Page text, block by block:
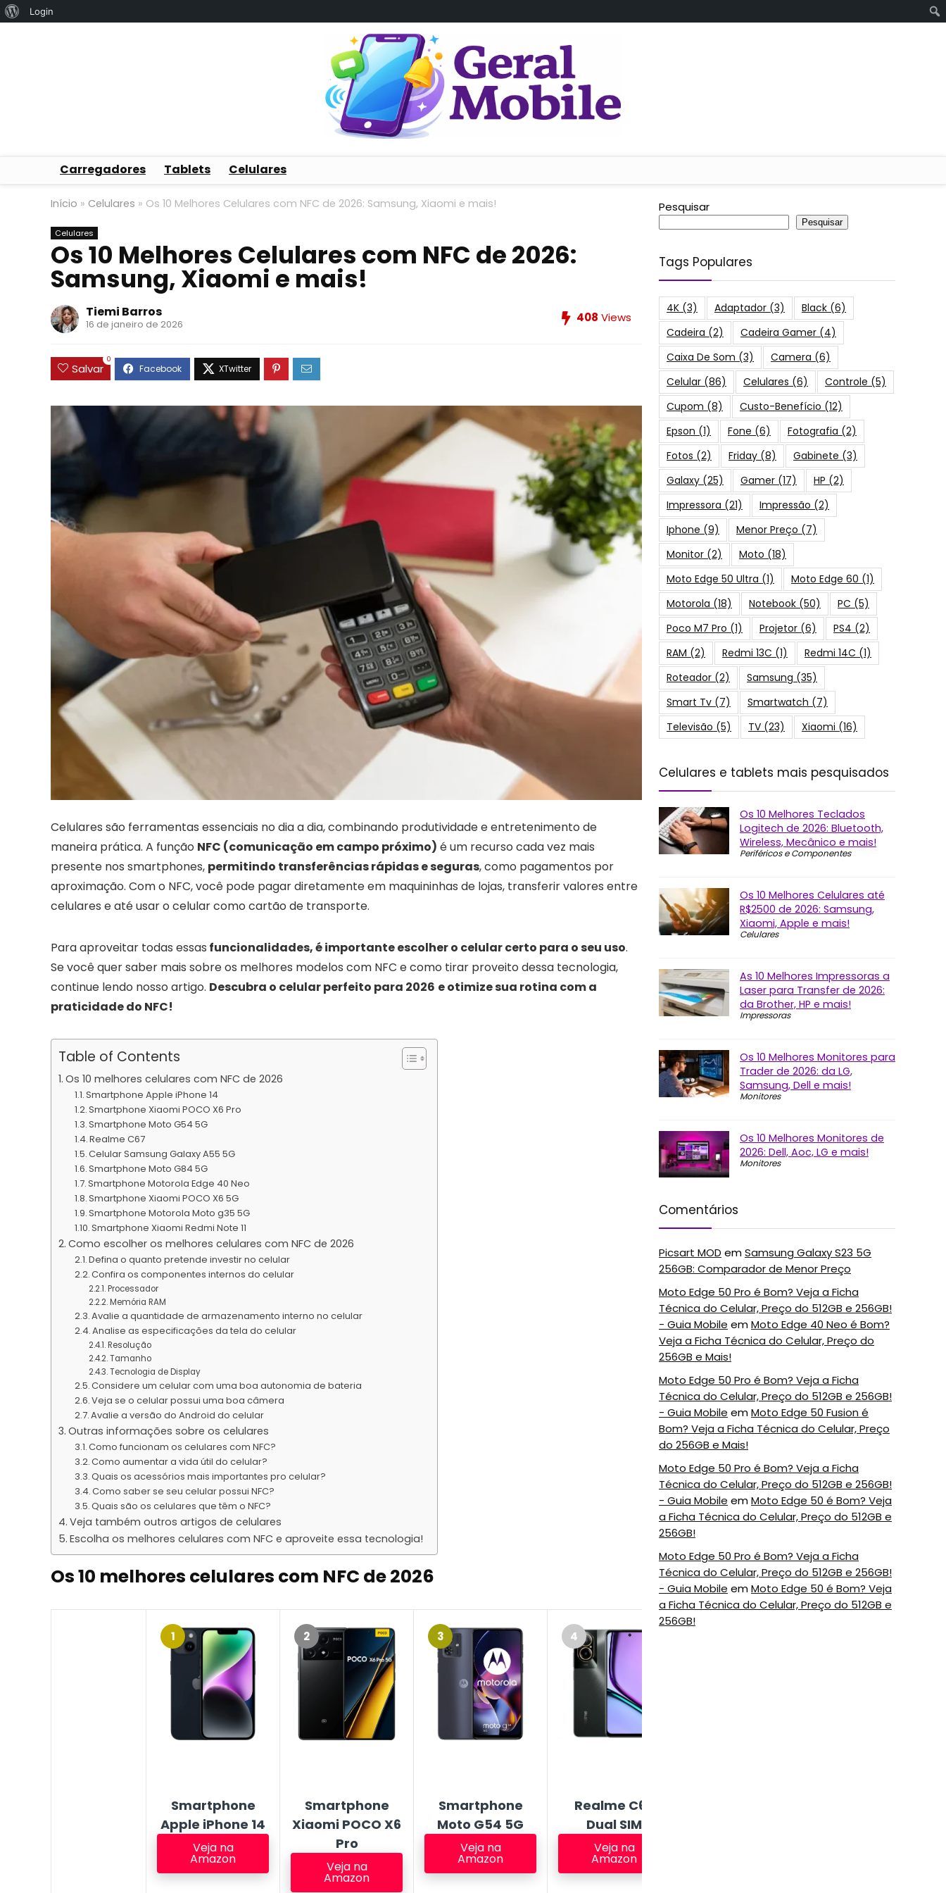
Sobre
Login
Carregadores Tablets Celulares
Início » Celulares » Os 10 Melhores Celulares com NFC de 2026: Samsung, Xiaomi e mais!
Celulares
Os 10 Melhores Celulares com NFC de 2026:
Samsung, Xiaomi e mais!
Tiemi Barros
16 de janeiro de 2026 408 Views
Salvar
0
Celulares são ferramentas essenciais no dia a dia, combinando produtividade e entretenimento de
maneira prática. A função NFC (comunicação em campo próximo) é um recurso cada vez mais
presente nos smartphones, permitindo transferências rápidas e seguras, como pagamentos por
aproximação. Com o NFC, você pode pagar diretamente em maquininhas de lojas, transferir valores entre
celulares e até usar o celular como cartão de transporte.
Para aproveitar todas essas funcionalidades, é importante escolher o celular certo para o seu uso.
Se você quer saber mais sobre os melhores modelos com NFC e como tirar proveito dessa tecnologia,
continue lendo nosso artigo. Descubra o celular perfeito para 2026 e otimize sua rotina com a
praticidade do NFC!
Table of Contents
Os 10 melhores celulares com NFC de 2026
Smartphone Apple iPhone 14
Smartphone Xiaomi POCO X6 Pro
Smartphone Moto G54 5G
Realme C67
Celular Samsung Galaxy A55 5G
Smartphone Moto G84 5G
Smartphone Motorola Edge 40 Neo
Smartphone Xiaomi POCO X6 5G
Smartphone Motorola Moto g35 5G
Smartphone Xiaomi Redmi Note 11
Como escolher os melhores celulares com NFC de 2026
Defina o quanto pretende investir no celular
Confira os componentes internos do celular
Processador
Memória RAM
Avalie a quantidade de armazenamento interno no celular
Analise as especificações da tela do celular
Resolução
Tamanho
Tecnologia de Display
Considere um celular com uma boa autonomia de bateria
Veja se o celular possui uma boa câmera
Avalie a versão do Android do celular
Outras informações sobre os celulares
Como funcionam os celulares com NFC?
Como aumentar a vida útil do celular?
Quais os acessórios mais importantes pro celular?
Como saber se seu celular possui NFC?
Quais são os celulares que têm o NFC?
Veja também outros artigos de celulares
Escolha os melhores celulares com NFC e aproveite essa tecnologia!
Os 10 melhores celulares com NFC de 2026
1
Smartphone
Apple iPhone 14
Veja na
Amazon
2
Smartphone
Xiaomi POCO X6
Pro
Veja na
Amazon
3
Smartphone
Moto G54 5G
Veja na
Amazon
4
Realme C67
Dual SIM
Veja na
Amazon
Pesquisar
Pesquisar
Tags Populares
4K (3) Adaptador (3) Black (6)
Cadeira (2) Cadeira Gamer (4)
Caixa De Som (3) Camera (6)
Celular (86) Celulares (6) Controle (5)
Cupom (8) Custo-Benefício (12)
Epson (1) Fone (6) Fotografia (2)
Fotos (2) Friday (8) Gabinete (3)
Galaxy (25) Gamer (17) HP (2)
Impressora (21) Impressão (2)
Iphone (9) Menor Preço (7)
Monitor (2) Moto (18)
Moto Edge 50 Ultra (1) Moto Edge 60 (1)
Motorola (18) Notebook (50) PC (5)
Poco M7 Pro (1) Projetor (6) PS4 (2)
RAM (2) Redmi 13C (1) Redmi 14C (1)
Roteador (2) Samsung (35)
Smart Tv (7) Smartwatch (7)
Televisão (5) TV (23) Xiaomi (16)
Celulares e tablets mais pesquisados
Os 10 Melhores Teclados
Logitech de 2026: Bluetooth,
Wireless, Mecânico e mais!
Periféricos e Componentes
Os 10 Melhores Celulares até
R$2500 de 2026: Samsung,
Xiaomi, Apple e mais!
Celulares
As 10 Melhores Impressoras a
Laser para Transfer de 2026:
da Brother, HP e mais!
Impressoras
Os 10 Melhores Monitores para
Trader de 2026: da LG,
Samsung, Dell e mais!
Monitores
Os 10 Melhores Monitores de
2026: Dell, Aoc, LG e mais!
Monitores
Comentários
Picsart MOD emSamsung Galaxy S23 5G
256GB: Comparador de Menor Preço
Moto Edge 50 Pro é Bom? Veja a Ficha
Técnica do Celular, Preço do 512GB e 256GB!
- Guia Mobile emMoto Edge 40 Neo é Bom?
Veja a Ficha Técnica do Celular, Preço do
256GB e Mais!
Moto Edge 50 Pro é Bom? Veja a Ficha
Técnica do Celular, Preço do 512GB e 256GB!
- Guia Mobile emMoto Edge 50 Fusion é
Bom? Veja a Ficha Técnica do Celular, Preço
do 256GB e Mais!
Moto Edge 50 Pro é Bom? Veja a Ficha
Técnica do Celular, Preço do 512GB e 256GB!
- Guia Mobile emMoto Edge 50 é Bom? Veja
a Ficha Técnica do Celular, Preço do 512GB e
256GB!
Moto Edge 50 Pro é Bom? Veja a Ficha
Técnica do Celular, Preço do 512GB e 256GB!
- Guia Mobile emMoto Edge 50 é Bom? Veja
a Ficha Técnica do Celular, Preço do 512GB e
256GB!